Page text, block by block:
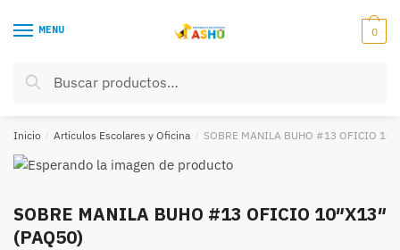
MENU
Buscar
Buscar
0
Inicio / Articulos Escolares y Oficina / SOBRE MANILA BUHO #13 OFICIO
SOBRE MANILA BUHO #13 OFICIO 10″X13″
(PAQ50)